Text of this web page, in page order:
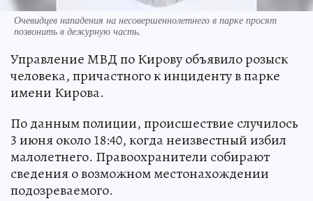
Очевидцев нападения на несовершеннолетнего в парке просят
позвонить в дежурную часть.
Управление МВД по Кирову объявило розыск
человека, причастного к инциденту в парке
имени Кирова.
По данным полиции, происшествие случилось
3 июня около 18:40, когда неизвестный избил
малолетнего. Правоохранители собирают
сведения о возможном местонахождении
подозреваемого.